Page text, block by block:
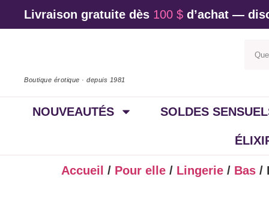
Livraison gratuite dès 100 $ d’achat —
Boutique érotique · depuis 1981
NOUVEAUTÉS SOLDES
Accueil / Pour elle / Lingerie / Bas /